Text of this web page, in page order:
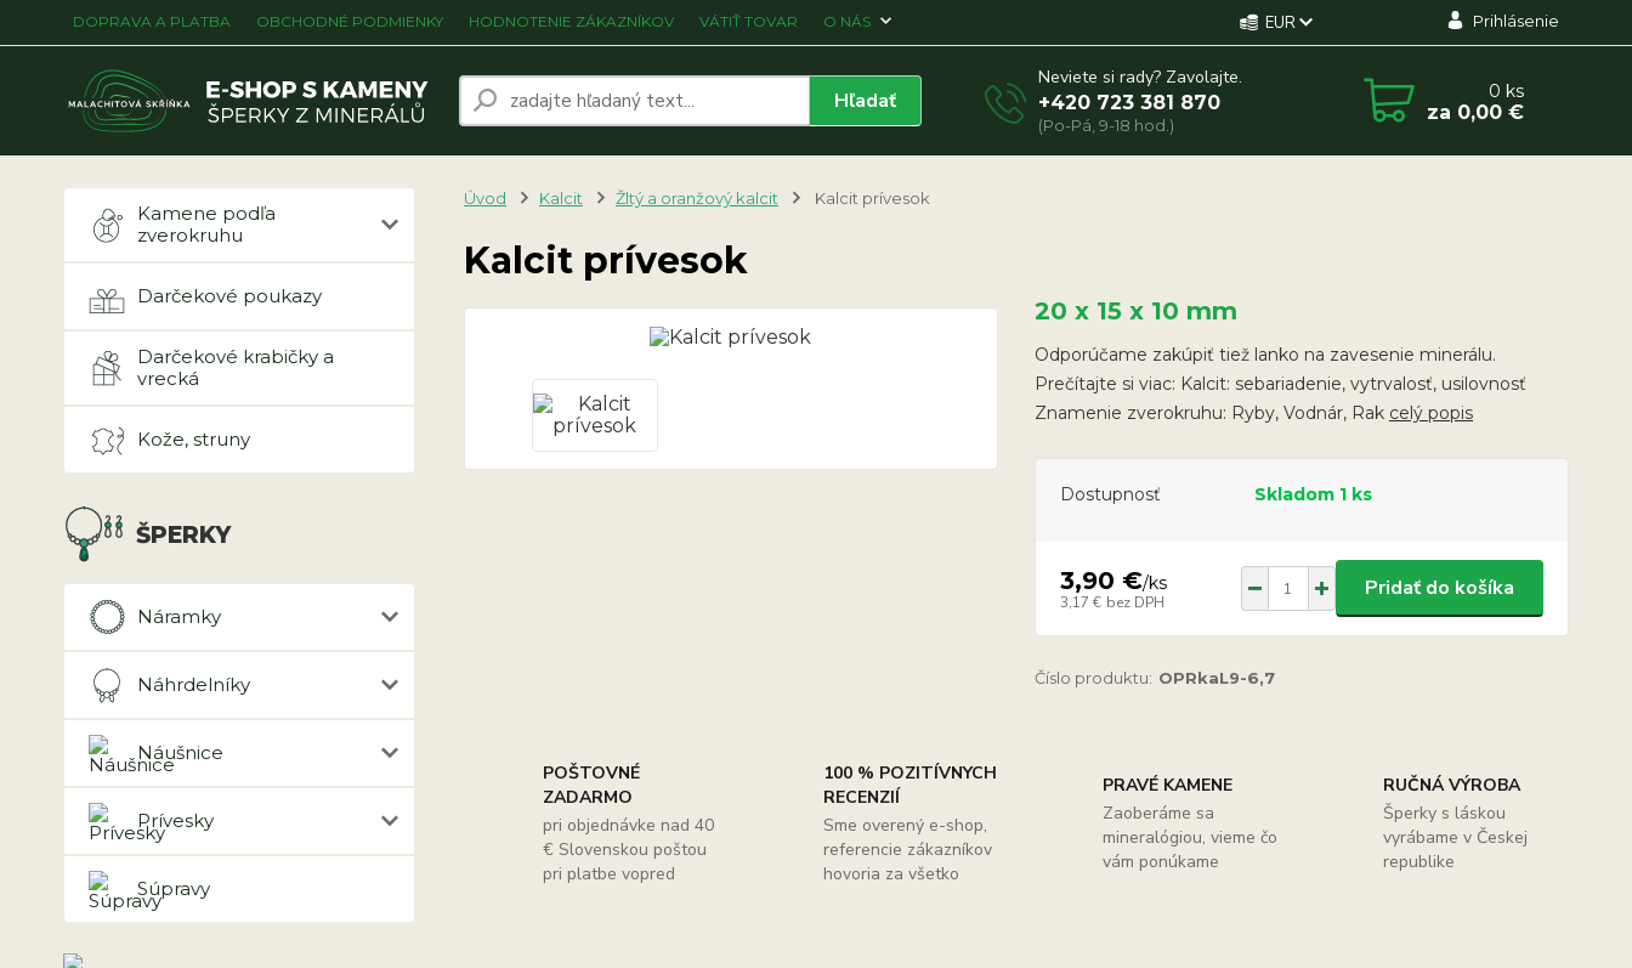
DOPRAVA A PLATBA OBCHODNÉ PODMIENKY HODNOTENIE ZÁKAZNÍKOV VÁTIŤ TOVAR O NÁS EUR Prihlásenie
Hľadať
Neviete si rady? Zavolajte.
+420 723 381 870
(Po-Pá, 9-18 hod.)
0 ks
za 0,00 €
Kamene podľa
zverokruhu
Darčekové poukazy
Darčekové krabičky a
vrecká
Kože, struny
ŠPERKY
Náramky
Náhrdelníky
Náušnice
Prívesky
Súpravy
Úvod Kalcit Žltý a oranžový kalcit Kalcit prívesok
Kalcit prívesok
20 x 15 x 10 mm
Odporúčame zakúpiť tiež lanko na zavesenie minerálu.
Prečítajte si viac: Kalcit: sebariadenie, vytrvalosť, usilovnosť
Znamenie zverokruhu: Ryby, Vodnár, Rak celý popis
Dostupnosť Skladom 1 ks
3,90 €/ks
3,17 € bez DPH
Pridať do košíka
Číslo produktu: OPRkaL9-6,7
POŠTOVNÉ
ZADARMO
pri objednávke nad 40
€ Slovenskou poštou
pri platbe vopred
100 % POZITÍVNYCH
RECENZIÍ
Sme overený e-shop,
referencie zákazníkov
hovoria za všetko
PRAVÉ KAMENE
Zaoberáme sa
mineralógiou, vieme čo
vám ponúkame
RUČNÁ VÝROBA
Šperky s láskou
vyrábame v Českej
republike